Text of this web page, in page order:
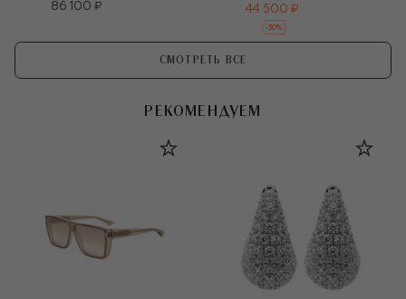
86 100 ₽
44 500 ₽
-30%
СМОТРЕТЬ ВСЕ
РЕКОМЕНДУЕМ